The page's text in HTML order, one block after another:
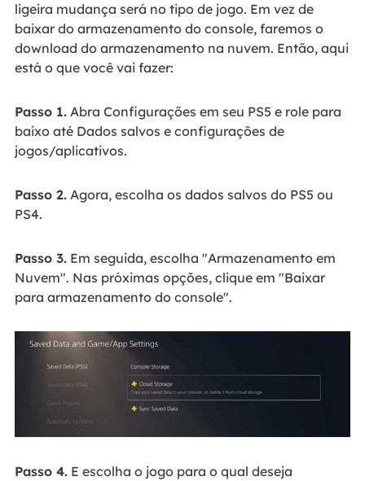
ligeira mudança será no tipo de jogo. Em vez de
baixar do armazenamento do console, faremos o
download do armazenamento na nuvem. Então, aqui
está o que você vai fazer:
Passo 1.Abra Configurações em seu PS5 e role para
baixo até Dados salvos e configurações de
jogos/aplicativos.
Passo 2.Agora, escolha os dados salvos do PS5 ou
PS4.
Passo 3.Em seguida, escolha "Armazenamento em
Nuvem". Nas próximas opções, clique em "Baixar
para armazenamento do console".
Passo 4.E escolha o jogo para o qual deseja